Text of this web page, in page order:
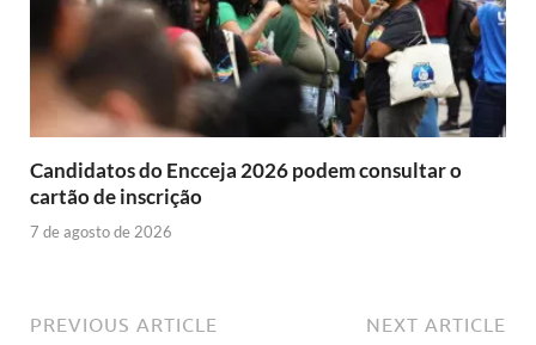
Candidatos do Encceja 2026 podem consultar o
cartão de inscrição
7 de agosto de 2026
PREVIOUS ARTICLE NEXT ARTICLE